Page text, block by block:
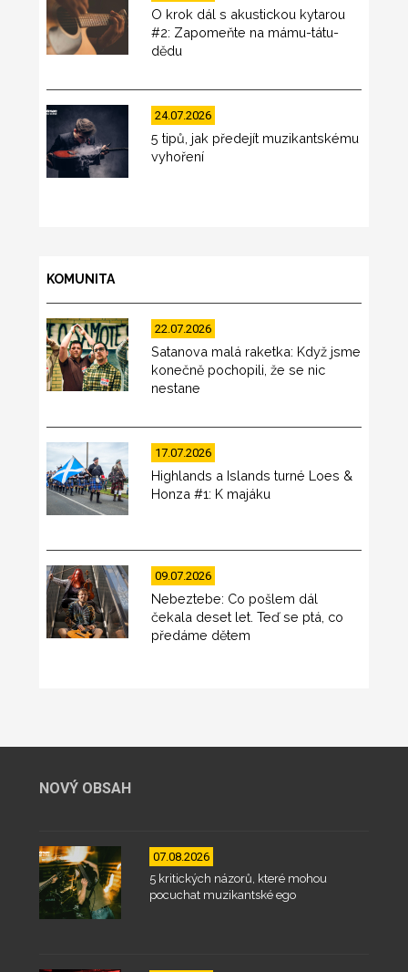
O krok dál s akustickou kytarou
#2: Zapomeňte na mámu-tátu-
dědu
24.07.2026
5 tipů, jak předejít muzikantskému
vyhoření
KOMUNITA
22.07.2026
Satanova malá raketka: Když jsme
konečně pochopili, že se nic
nestane
17.07.2026
Highlands a Islands turné Loes &
Honza #1: K majáku
09.07.2026
Nebeztebe: Co pošlem dál
čekala deset let. Teď se ptá, co
předáme dětem
NOVÝ OBSAH
07.08.2026
5 kritických názorů, které mohou
pocuchat muzikantské ego